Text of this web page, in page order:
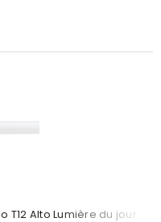
T12 Alto Lumière du jour